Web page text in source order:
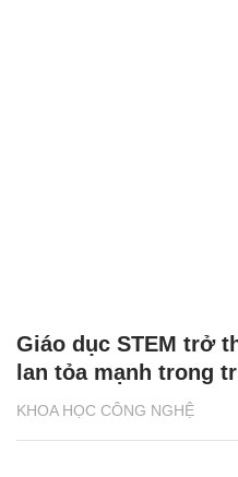
KHOA HỌC CÔNG NGHỆ
Giáo dục STEM trở
lan tỏa mạnh trong